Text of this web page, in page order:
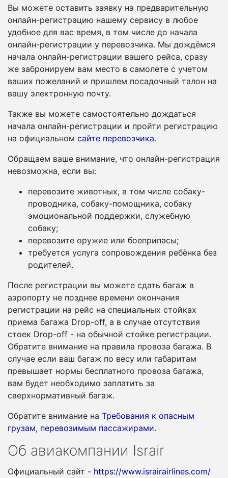
Вы можете оставить заявку на предварительную
онлайн-регистрацию нашему сервису в любое
удобное для вас время, в том числе до начала
онлайн-регистрации у перевозчика. Мы дождёмся
начала онлайн-регистрации вашего рейса, сразу
же забронируем вам место в самолете с учетом
ваших пожеланий и пришлем посадочный талон на
вашу электронную почту.
Также вы можете самостоятельно дождаться
начала онлайн-регистрации и пройти регистрацию
на официальном сайте перевозчика.
Обращаем ваше внимание, что онлайн-регистрация
невозможна, если вы:
перевозите животных, в том числе собаку-
проводника, собаку-помощника, собаку
эмоциональной поддержки, служебную
собаку;
перевозите оружие или боеприпасы;
требуется услуга сопровождения ребёнка без
родителей.
После регистрации вы можете сдать багаж в
аэропорту не позднее времени окончания
регистрации на рейс на специальных стойках
приема багажа Drop-off, а в случае отсутствия
стоек Drop-off - на обычной стойке регистрации.
Обратите внимание на правила провоза багажа. В
случае если ваш багаж по весу или габаритам
превышает нормы бесплатного провоза багажа,
вам будет необходимо заплатить за
сверхнормативный багаж.
Обратите внимание на Требования к опасным
грузам, перевозимым пассажирами.
Об авиакомпании Israir
Официальный сайт - https://www.israirairlines.com/